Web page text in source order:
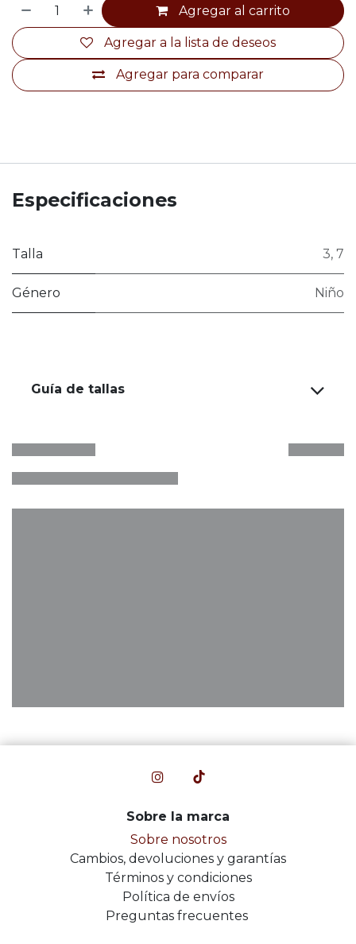
Agregar al carrito
Agregar para comparar
Agregar a la lista de deseos
Especificaciones
Talla 3, 7
Género Niño
Guía de tallas
Sobre la marca
Sobre nosotros
Cambios, devoluciones y garantías
Términos y condiciones
Política de envíos
Preguntas frecuentes